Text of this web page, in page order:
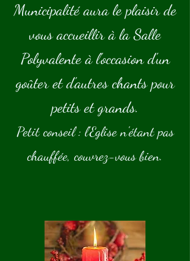
Municipalité aura le plaisir de
vous accueillir à la Salle
Polyvalente à l'occasion d'un
goûter et d'autres chants pour
petits et grands.
Petit conseil : l'Eglise n'étant pas
chauffée, couvrez-vous bien.